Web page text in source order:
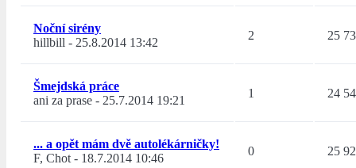
Noční sirény
hillbill - 25.8.2014 13:42
2 25
Šmejdská práce
ani za prase - 25.7.2014 19:21
1 24
... a opět mám dvě autolékárničky!
F, Chot- 18.7.2014 10:46
0 25